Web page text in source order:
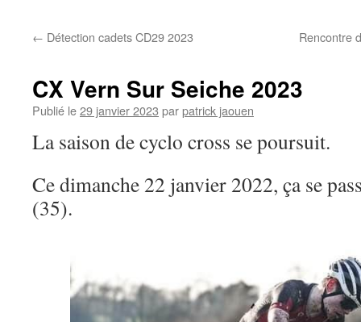
← Détection cadets CD29 2023 Rencontre
CX Vern Sur Seiche 2023
Publié le29 janvier 2023 parpatrick jaouen
La saison de cyclo cross se poursuit.
Ce dimanche 22 janvier 2022, ça se
(35).